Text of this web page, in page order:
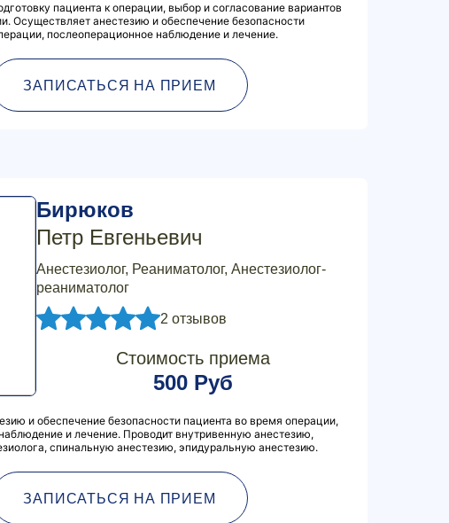
пациента к операции, выбор и согласование вариантов
Осуществляет анестезию и обеспечение безопасности
послеоперационное наблюдение и лечение.
ЗАПИСАТЬСЯ НА ПРИЕМ
Бирюков
Петр Евгеньевич
Анестезиолог, Реаниматолог, Анестезиолог-
реаниматолог
2 отзывов
Стоимость приема
500 Руб
и обеспечение безопасности пациента во время операции,
и лечение. Проводит внутривенную анестезию,
спинальную анестезию, эпидуральную анестезию.
ЗАПИСАТЬСЯ НА ПРИЕМ